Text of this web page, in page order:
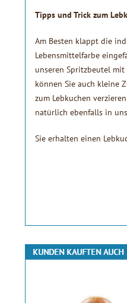
Tipps und Trick zum
Am Besten klappt die
Lebensmittelfarbe
unseren Spritzbeutel mit
können Sie auch kleine
zum Lebkuchen
natürlich ebenfalls in
Sie erhalten einen
KUNDEN KAUFTEN AUCH